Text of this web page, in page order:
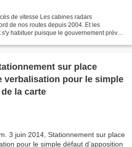
de vitesse Les cabines radars
de nos routes depuis 2004. Et les
habituer puisque le gouvernement prévoit
sur place
verbalisation pour le simple
la carte